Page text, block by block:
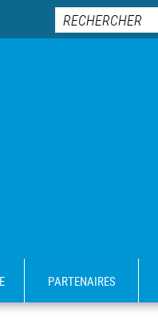
PARTENAIRES